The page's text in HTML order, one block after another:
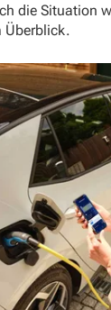
die Situation
Überblick.